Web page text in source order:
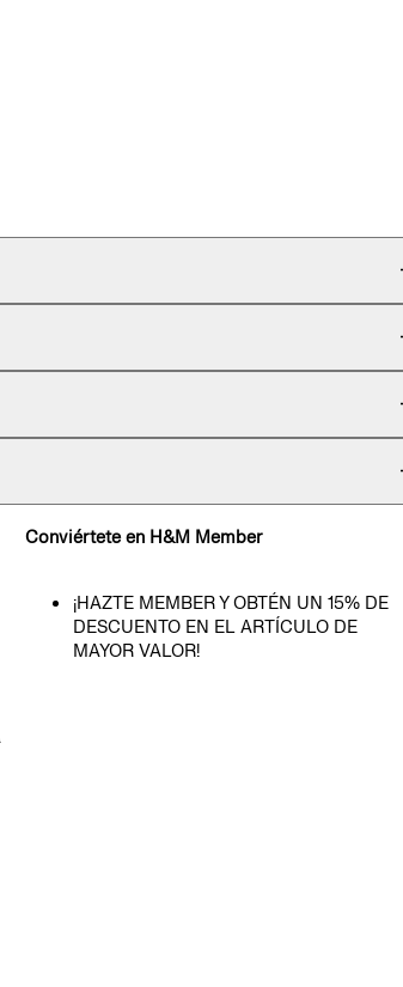
Conviértete en H&M Member
¡HAZTE MEMBER Y OBTÉN UN 15% DE
DESCUENTO EN EL ARTÍCULO DE
MAYOR VALOR!